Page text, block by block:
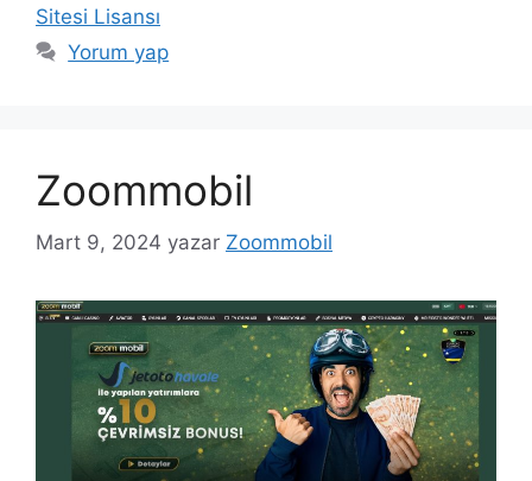
Sitesi Lisansı
Yorum yap
Zoommobil
Mart 9, 2024 yazar Zoommobil